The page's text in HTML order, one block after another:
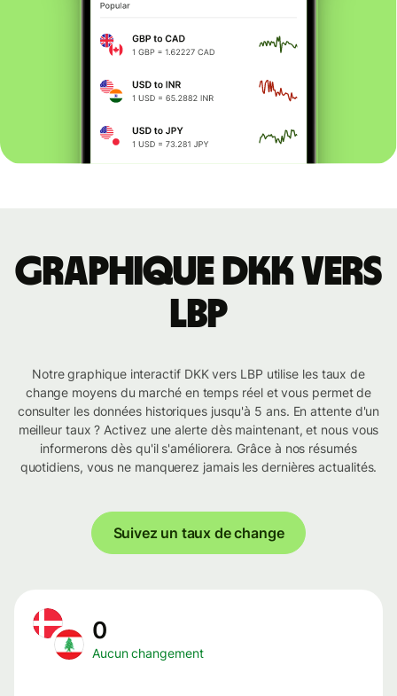
Graphique DKK vers
LBP
Notre graphique interactif DKK vers LBP utilise les taux de
change moyens du marché en temps réel et vous permet de
consulter les données historiques jusqu'à 5 ans. En attente d'un
meilleur taux ? Activez une alerte dès maintenant, et nous vous
informerons dès qu'il s'améliorera. Grâce à nos résumés
quotidiens, vous ne manquerez jamais les dernières actualités.
Suivez un taux de change
0
Aucun changement